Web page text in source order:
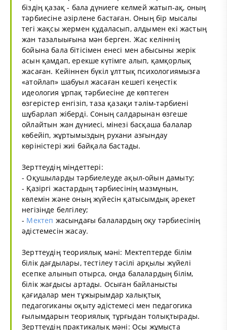
біздің қазақ - бала дүниеге келмей жатып-ақ, оның
тәрбиесіне әзірлене бастаған. Оның бір мысалы
тегі жақсы жермен құдаласып, алдымен екі жастың
жан тазалыығына мән берген. Жас келіннің
бойына бала бітісімен енесі мен абысыны жерік
асын қамдап, ерекше күтімге алып, қамқорлық
жасаған. Кейіннен бүкіл ұлттық психологиямызға
«атойлап» шабуыл жасаған кешегі кеңестік
идеология ұрпақ тәрбиесіне де көптеген
өзгерістер енгізіп, таза қазақи тәлім-тәрбиені
шұбарлап жіберді. Соның салдарынан өзгеше
ойлайтын жан дүниесі, мінезі басқаша балалар
көбейіп, жұртымыздың рухани азғындау
көріністері жиі байқала бастады.
Зерттеудің міндеттері:
- Оқушыларды тәрбиелеуде ақыл-ойын дамыту;
- Қазіргі жастардың тәрбиесінің мазмұнын,
көлемін және оның жүйесін қатысымдық әрекет
негізінде белгілеу;
- Мектеп жасындағы балалардың оқу тәрбиесінің
әдістемесін жасау.
Зерттеудің теориялық мәні: Мектептерде білім
білік дағдылары, тестілеу тәсілі арқылы жүйелі
есепке алынып отырса, онда балалардың білім,
білік жағдысы артады. Осыған байланысты
қағидалар мен тұжырымдар халықтық
педагогиканы оқыту әдістемесі мен педагогика
ғылымдарын теориялық тұрғыдан толықтырады.
Зерттеудің практикалық мәні: Осы жұмыста